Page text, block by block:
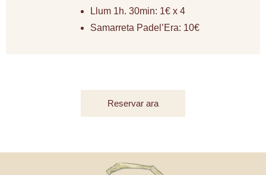
Llum 1h. 30min: 1€ x 4
Samarreta Padel’Era: 10€
Reservar ara